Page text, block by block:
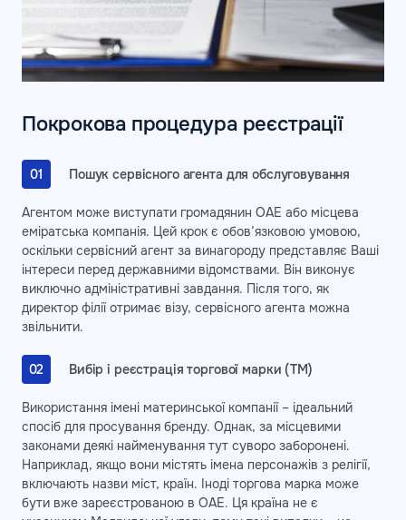
Покрокова процедура реєстрації
Пошук сервісного агента для обслуговування
Агентом може виступати громадянин ОАЕ або місцева
еміратська компанія. Цей крок є обов’язковою умовою,
оскільки сервісний агент за винагороду представляє Ваші
інтереси перед державними відомствами. Він виконує
виключно адміністративні завдання. Після того, як
директор філії отримає візу, сервісного агента можна
звільнити.
Вибір і реєстрація торгової марки (ТМ)
Використання імені материнської компанії – ідеальний
спосіб для просування бренду. Однак, за місцевими
законами деякі найменування тут суворо заборонені.
Наприклад, якщо вони містять імена персонажів з релігії,
включають назви міст, країн. Іноді торгова марка може
бути вже зареєстрованою в ОАЕ. Ця країна не є